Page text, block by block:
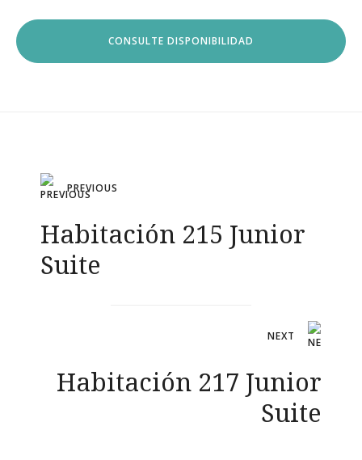
Navegación
de
entradas
PREVIOUS
Habitación 215 Junior
Suite
NEXT
Habitación 217 Junior
Suite